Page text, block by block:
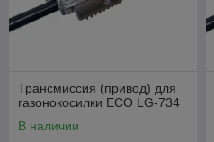
Трансмиссия (привод) для
газонокосилки ECO LG-734
В наличии